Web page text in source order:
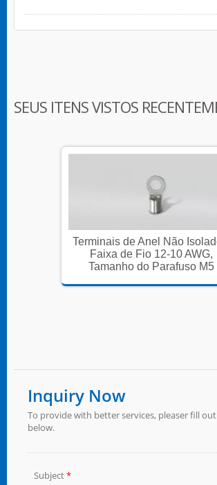
SEUS ITENS VISTOS
Terminais de Anel Não
Faixa de Fio 12-10 AWG,
Tamanho do Parafuso M5